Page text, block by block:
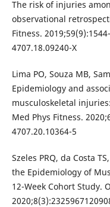
The risk of injuries
observational
Fitness.
4707.18.09240-X
Lima PO, Souza MB,
Epidemiology and
musculoskeletal
Med Phys Fitness.
4707.20.10364-5
Szeles PRQ, da Costa
the Epidemiology of
12-Week Cohort Study.